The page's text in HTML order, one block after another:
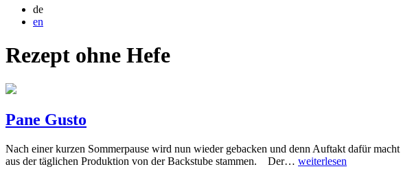
de
en
Rezept ohne Hefe
Pane Gusto
Nach einer kurzen Sommerpause wird nun wieder gebacken und denn Auftakt dafür
aus der täglichen Produktion von der Backstube stammen. Der… weiterlesen